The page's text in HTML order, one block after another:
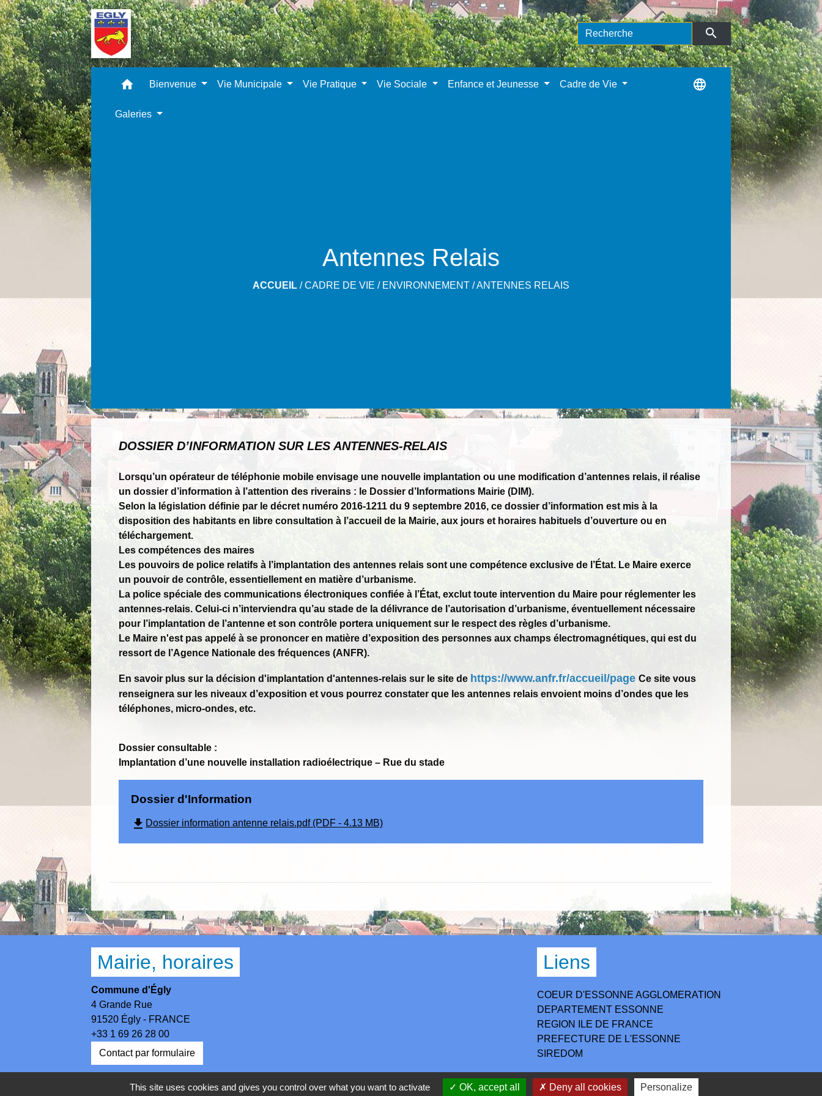
search
home Bienvenue Vie Municipale Vie Pratique Vie Sociale Enfance et Jeunesse Cadre de Vie
Galeries
language
Antennes Relais
ACCUEIL /CADRE DE VIE / ENVIRONNEMENT /ANTENNES RELAIS
DOSSIER D’INFORMATION SUR LES ANTENNES-RELAIS
Lorsqu’un opérateur de téléphonie mobile envisage une nouvelle implantation ou une modification d’antennes relais, il réalise
un dossier d’information à l’attention des riverains : le Dossier d’Informations Mairie (DIM).
Selon la législation définie par le décret numéro 2016-1211 du 9 septembre 2016, ce dossier d’information est mis à la
disposition des habitants en libre consultation à l’accueil de la Mairie, aux jours et horaires habituels d’ouverture ou en
téléchargement.
Les compétences des maires
Les pouvoirs de police relatifs à l’implantation des antennes relais sont une compétence exclusive de l’État. Le Maire exerce
un pouvoir de contrôle, essentiellement en matière d’urbanisme.
La police spéciale des communications électroniques confiée à l’État, exclut toute intervention du Maire pour réglementer les
antennes-relais. Celui-ci n’interviendra qu’au stade de la délivrance de l’autorisation d’urbanisme, éventuellement nécessaire
pour l’implantation de l’antenne et son contrôle portera uniquement sur le respect des règles d’urbanisme.
Le Maire n'est pas appelé à se prononcer en matière d’exposition des personnes aux champs électromagnétiques, qui est du
ressort de l’Agence Nationale des fréquences (ANFR).
En savoir plus sur la décision d'implantation d'antennes-relais sur le site de https://www.anfr.fr/accueil/page Ce site vous
renseignera sur les niveaux d’exposition et vous pourrez constater que les antennes relais envoient moins d’ondes que les
téléphones, micro-ondes, etc.
Dossier consultable :
Implantation d’une nouvelle installation radioélectrique – Rue du stade
Dossier d'Information
file_downloadDossier information antenne relais.pdf (PDF - 4.13 MB)
Mairie, horaires
Commune d'Égly
4 Grande Rue
91520 Égly - FRANCE
+33 1 69 26 28 00
Contact par formulaire
Horaires
Liens
COEUR D'ESSONNE AGGLOMERATION
DEPARTEMENT ESSONNE
REGION ILE DE FRANCE
PREFECTURE DE L'ESSONNE
SIREDOM
This site uses cookies and gives you control over what you want to activate OK, accept all Deny all cookies Personalize